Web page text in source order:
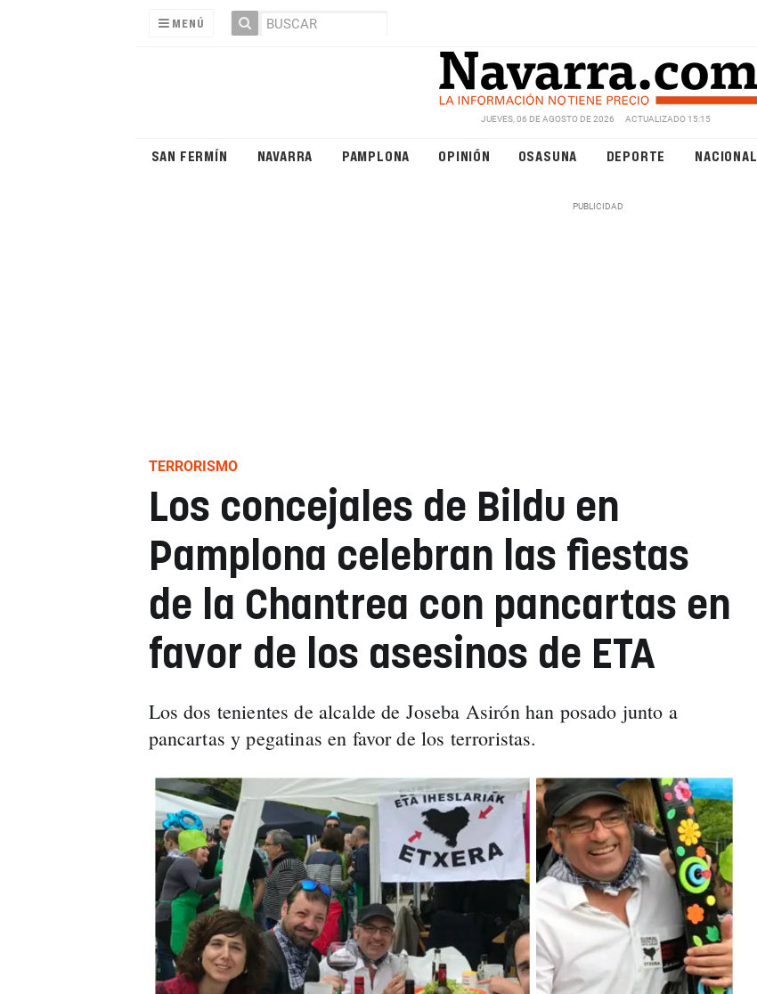
MENÚ
JUEVES, 06 DE AGOSTO DE 2026 ACTUALIZADO 15:15
SAN FERMÍN NAVARRA PAMPLONA OPINIÓN OSASUNA DEPORTE NACIONAL
TERRORISMO
Los concejales de Bildu en
Pamplona celebran las fiestas
de la Chantrea con pancartas en
favor de los asesinos de ETA
Los dos tenientes de alcalde de Joseba Asirón han posado junto a
pancartas y pegatinas en favor de los terroristas.